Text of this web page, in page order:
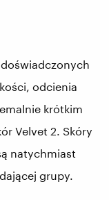
odcienia
krótkim
Velvet 2. Skóry
natychmiast
grupy.